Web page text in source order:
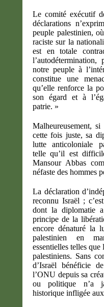
Le comité exécutif
déclarations
peuple palestinien,
raciste sur la
est en totale
notre peuple à
constitue une
qu’elle renforce la
son égard et à
patrie. »
Malheureusement,
cette fois juste, sa
lutte anticoloniale
telle qu’il est
Mansour Abbas
néfaste des hommes
La déclaration
reconnu Israël ;
dont la diplomatie
principe de la
encore dénaturé la
palestinien en
essentielles telles
palestiniens. Sans
d’Israël bénéficie
l’ONU depuis sa
ou politique n’a
historique infligée